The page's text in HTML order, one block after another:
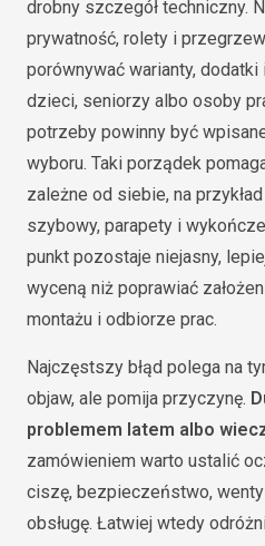
drobny szczegół techniczny.
prywatność, rolety i
porównywać warianty,
dzieci, seniorzy albo osoby
potrzeby powinny być
wyboru. Taki porządek
zależne od siebie, na
szybowy, parapety i
punkt pozostaje niejasny,
wyceną niż poprawiać
montażu i odbiorze prac.
Najczęstszy błąd polega na
objaw, ale pomija przyczynę.
problemem latem albo
zamówieniem warto ustalić
ciszę, bezpieczeństwo,
obsługę. Łatwiej wtedy